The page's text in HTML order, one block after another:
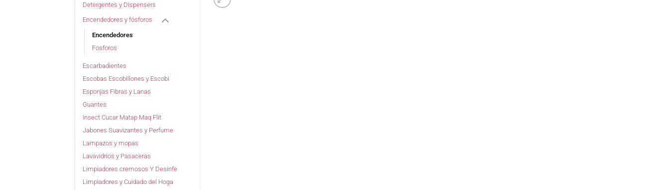
Detergentes y Dispensers
Encendedores y fósforos
Encendedores
Fosforos
Escarbadientes
Escobas Escobillones y Escobi
Esponjas Fibras y Lanas
Guantes
Insect Cucar Matap Maq Flit
Jabones Suavizantes y Perfume
Lampazos y mopas
Lavavidrios y Pasaceras
Limpiadores cremosos Y Desinfe
Limpiadores y Cuidado del Hoga